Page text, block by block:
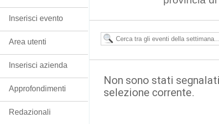
Non sono stati
selezione corrente.
Inserisci evento
Area utenti
Inserisci azienda
Approfondimenti
Redazionali